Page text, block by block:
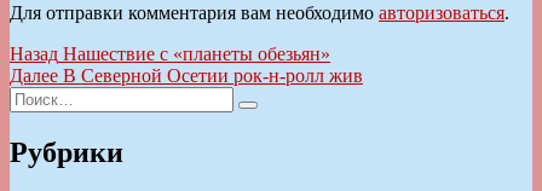
Для отправки комментария вам необходимо авторизоваться.
Навигация
по
записям
Назад Предыдущая
запись:
Нашествие с «планеты обезьян»
Далее Следующая
В Северной Осетии рок-н-ролл жив
Искать:
Поиск
Рубрики